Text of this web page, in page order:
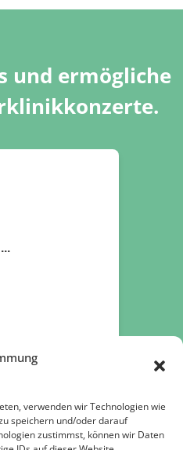
verwenden wir Technologien wie
speichern und/oder darauf
zustimmst, können wir Daten
und ermögliche